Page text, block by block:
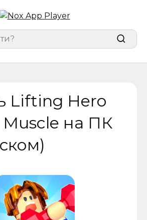
for:
Lifting Hero
Muscle на ПК